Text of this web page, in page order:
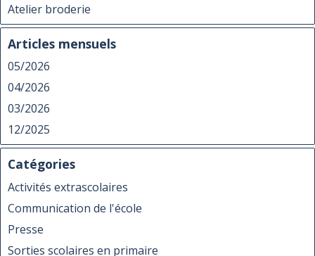
Atelier broderie
Articles mensuels
05/2026
04/2026
03/2026
12/2025
Catégories
Activités extrascolaires
Communication de l'école
Presse
Sorties scolaires en primaire